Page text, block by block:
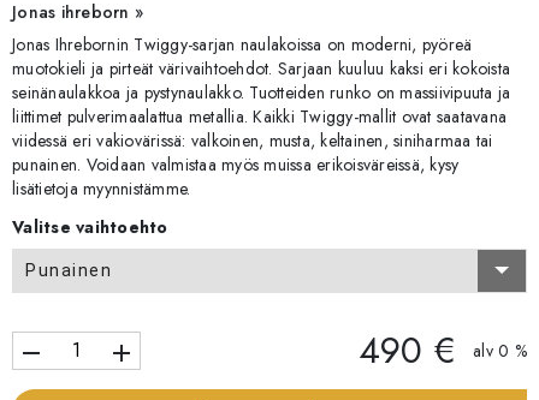
Jonas ihreborn »
Jonas Ihrebornin Twiggy-sarjan naulakoissa on moderni, pyöreä
muotokieli ja pirteät värivaihtoehdot. Sarjaan kuuluu kaksi eri kokoista
seinänaulakkoa ja pystynaulakko. Tuotteiden runko on massiivipuuta ja
liittimet pulverimaalattua metallia. Kaikki Twiggy-mallit ovat saatavana
viidessä eri vakiovärissä: valkoinen, musta, keltainen, siniharmaa tai
punainen. Voidaan valmistaa myös muissa erikoisväreissä, kysy
lisätietoja myynnistämme.
Valitse vaihtoehto
Punainen
remove add 490 € alv 0 %